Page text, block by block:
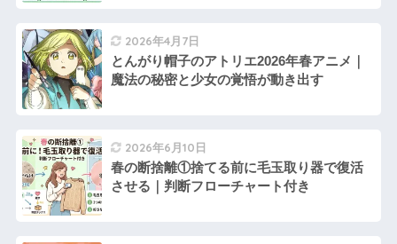
2026年4月7日
とんがり帽子のアトリエ2026年春アニメ｜
魔法の秘密と少女の覚悟が動き出す
2026年6月10日
春の断捨離①捨てる前に毛玉取り器で復活
させる｜判断フローチャート付き